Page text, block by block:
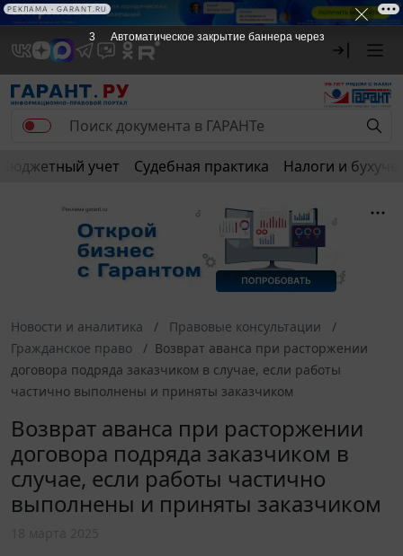
Бюджетный учет Судебная практика Налоги и
Новости и аналитика
Правовые консультации
Гражданское право
Возврат аванса при расторжении
договора подряда заказчиком в случае, если работы
частично выполнены и приняты заказчиком
Возврат аванса при расторжении
договора подряда заказчиком в
случае, если работы частично
выполнены и приняты заказчиком
3 Автоматическое закрытие баннера через
РЕКЛАМА • GARANT.RU